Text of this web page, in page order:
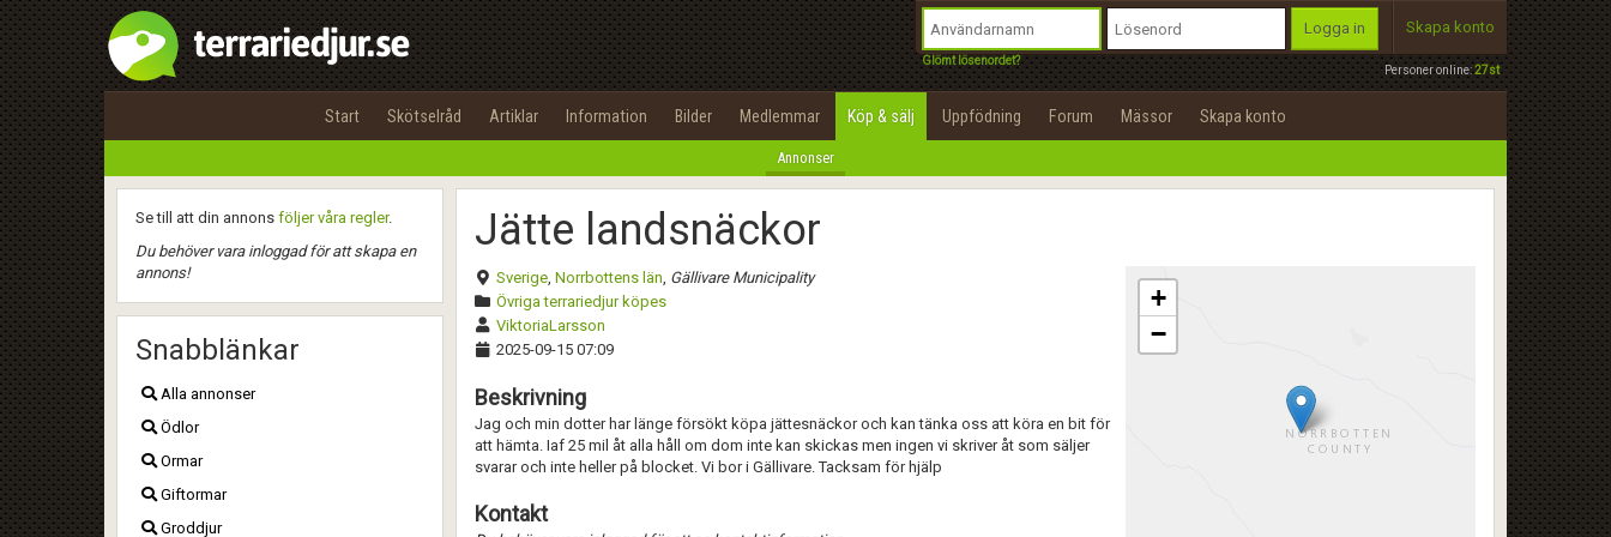
Personer online:27st
Logga in
Glömt lösenordet?
Skapa konto
Start Skötselråd Artiklar Information Bilder Medlemmar Köp & sälj Uppfödning Forum Mässor Skapa konto
Annonser
Se till att din annons följer våra regler.
Du behöver vara inloggad för att skapa en
annons!
Snabblänkar
Alla annonser
Ödlor
Ormar
Giftormar
Groddjur
Jätte landsnäckor
+
−
Sverige, Norrbottens län, Gällivare Municipality
Övriga terrariedjur köpes
ViktoriaLarsson
2025-09-15 07:09
Beskrivning
Jag och min dotter har länge försökt köpa jättesnäckor och kan tänka oss att köra en bit för
att hämta. Iaf 25 mil åt alla håll om dom inte kan skickas men ingen vi skriver åt som säljer
svarar och inte heller på blocket. Vi bor i Gällivare. Tacksam för hjälp
Kontakt
Namn:
Beskrivning:
Alla Positiva Negativa
Spara
Betygsätt
Utför
100%
OK
integritetspolicy
Namn:
Epost:
Lösenord:
Terms of Service
Begär nytt lösenord
Tillbaka till förstasidan